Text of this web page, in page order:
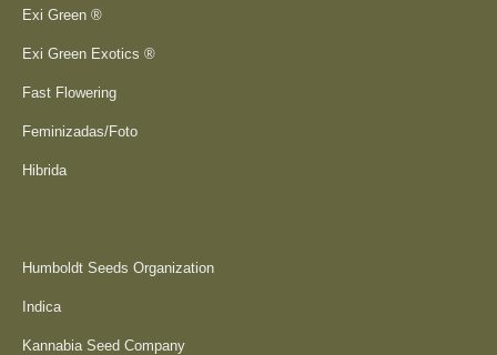
Exi Green ®
Exi Green Exotics ®
Fast Flowering
Feminizadas/Foto
Hibrida
Humboldt Seeds Organization
Indica
Kannabia Seed Company